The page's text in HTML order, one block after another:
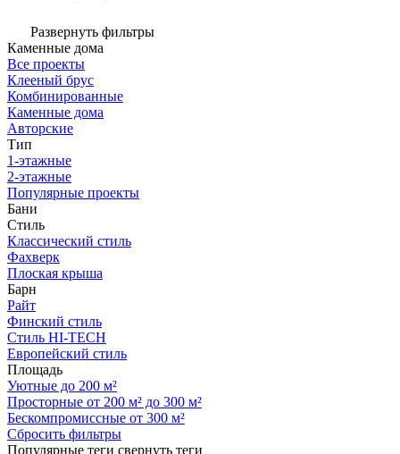
Развернуть фильтры
Каменные дома
Все проекты
Клееный брус
Комбинированные
Каменные дома
Авторские
Тип
1-этажные
2-этажные
Популярные проекты
Бани
Стиль
Классический стиль
Фахверк
Плоская крыша
Барн
Райт
Финский стиль
Стиль HI-TECH
Европейский стиль
Площадь
Уютные до 200 м²
Просторные от 200 м² до 300 м²
Бескомпромиссные от 300 м²
Сбросить фильтры
Популярные теги свернуть теги